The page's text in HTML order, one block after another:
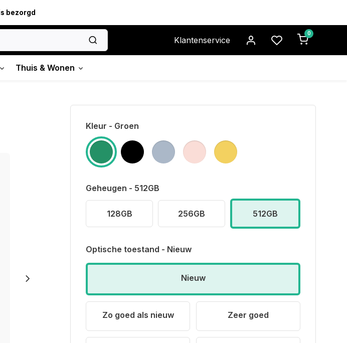
bezorgd
Klantenservice
0
Thuis & Wonen
Kleur - Groen
Geheugen - 512GB
128GB 256GB 512GB
Optische toestand - Nieuw
Nieuw
Zo goed als nieuw Zeer goed